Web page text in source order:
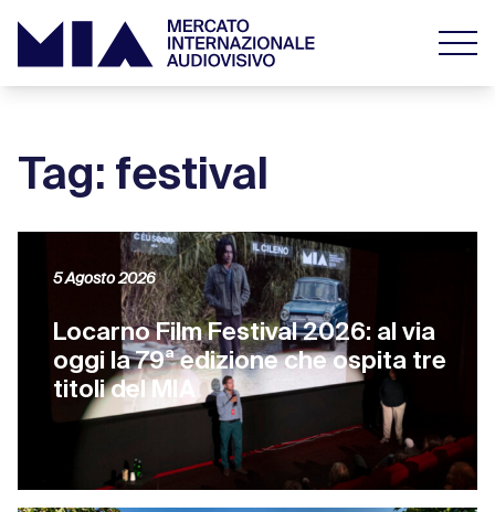
Tag: festival
Locarno Film Festival 2026: al via
oggi la 79ª edizione che ospita tre
titoli del MIA
5 Agosto 2026